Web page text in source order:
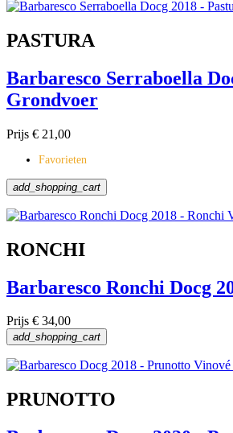
PASTURA
Barbaresco Serraboella
Grondvoer
Prijs € 21,00
Favorieten
add_shopping_cart
RONCHI
Barbaresco Ronchi Docg
Prijs € 34,00
add_shopping_cart
PRUNOTTO